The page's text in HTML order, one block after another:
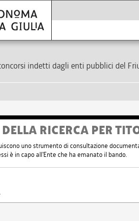
indetti dagli enti pubblici del
RICERCA PER
uno strumento di consultazione
è in capo all'Ente che ha emanato il bando.